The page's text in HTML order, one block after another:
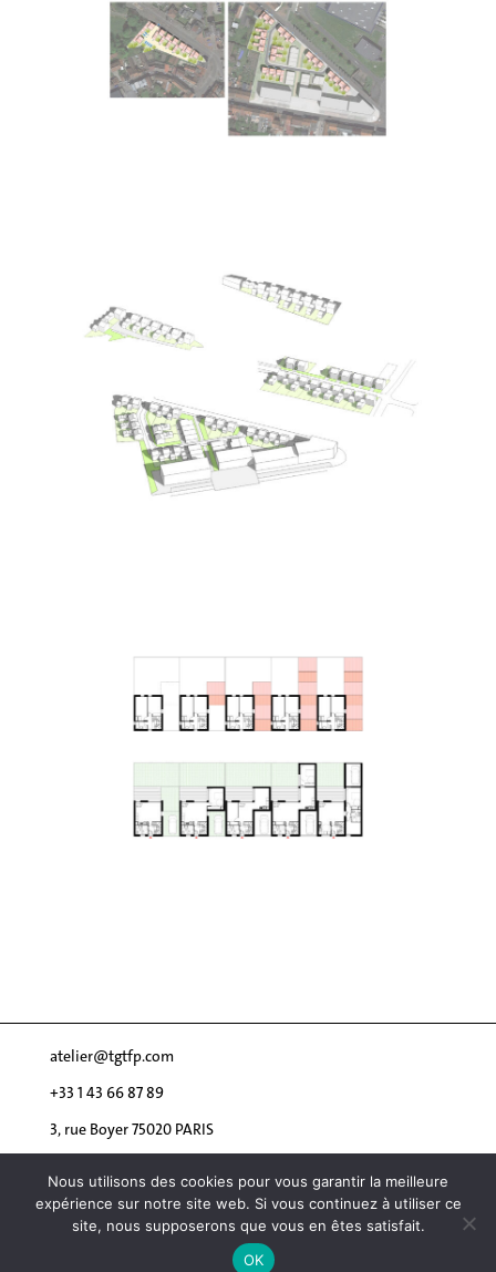
atelier@tgtfp.com
+33 1 43 66 87 89
3, rue Boyer 75020 PARIS
© 2026 tgtfp
Nous utilisons des cookies pour vous garantir la meilleure
expérience sur notre site web. Si vous continuez à utiliser ce
site, nous supposerons que vous en êtes satisfait.
OK